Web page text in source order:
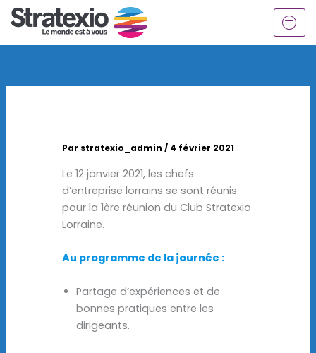
Aller
au
contenu
Par stratexio_admin / 4 février 2021
Le 12 janvier 2021, les chefs
d’entreprise lorrains se sont réunis
pour la 1ère réunion du Club Stratexio
Lorraine.
Au programme de la journée :
Partage d’expériences et de
bonnes pratiques entre les
dirigeants.